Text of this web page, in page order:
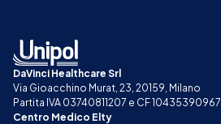
DaVinci Healthcare Srl
Via Gioacchino Murat, 23, 20159, Milano
Partita IVA 03740811207 e CF 10435390967
Centro Medico Elty